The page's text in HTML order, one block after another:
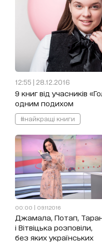
12:55 | 28.12.2016
9 книг від учасників
одним подихом
#найкращі книги
00:00 | 09.11.2016
Джамала, Потап,
і Вітвіцька розповіли,
без яких українських